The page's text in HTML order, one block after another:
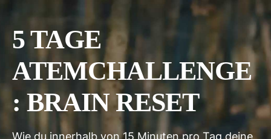
5 TAGE
ATEMCHALLENGE
: BRAIN RESET
Wie du innerhalb von 15 Minuten pro Tag deine